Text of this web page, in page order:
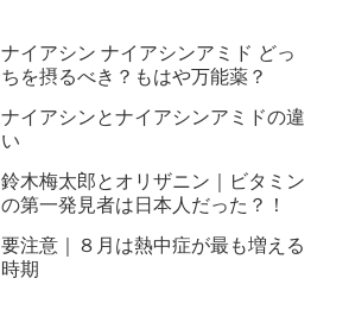
ナイアシン ナイアシンアミド どっ
ちを摂るべき？もはや万能薬？
ナイアシンとナイアシンアミドの違
い
鈴木梅太郎とオリザニン｜ビタミン
の第一発見者は日本人だった？！
要注意｜８月は熱中症が最も増える
時期